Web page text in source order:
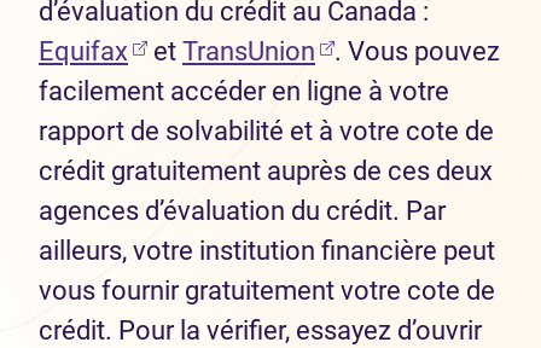
d’évaluation du crédit au Canada :
Equifax(Ouvre dans un nouvel onglet)
et TransUnion (Ouvre dans un
. Vous pouvez
facilement accéder en ligne à votre
rapport de solvabilité et à votre cote de
crédit gratuitement auprès de ces deux
agences d’évaluation du crédit. Par
ailleurs, votre institution financière peut
vous fournir gratuitement votre cote de
crédit. Pour la vérifier, essayez d’ouvrir